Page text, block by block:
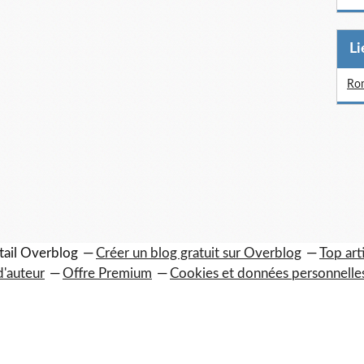
Overblog Créer un blog gratuit sur Overblog
Top
Offre Premium Cookies et données